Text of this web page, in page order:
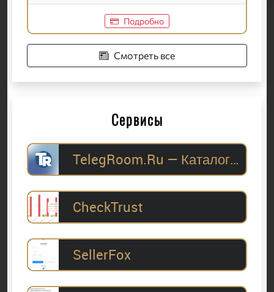
Подробно
Смотреть все
Сервисы
TelegRoom.Ru — Каталог Telegram-каналов для
CheckTrust
SellerFox